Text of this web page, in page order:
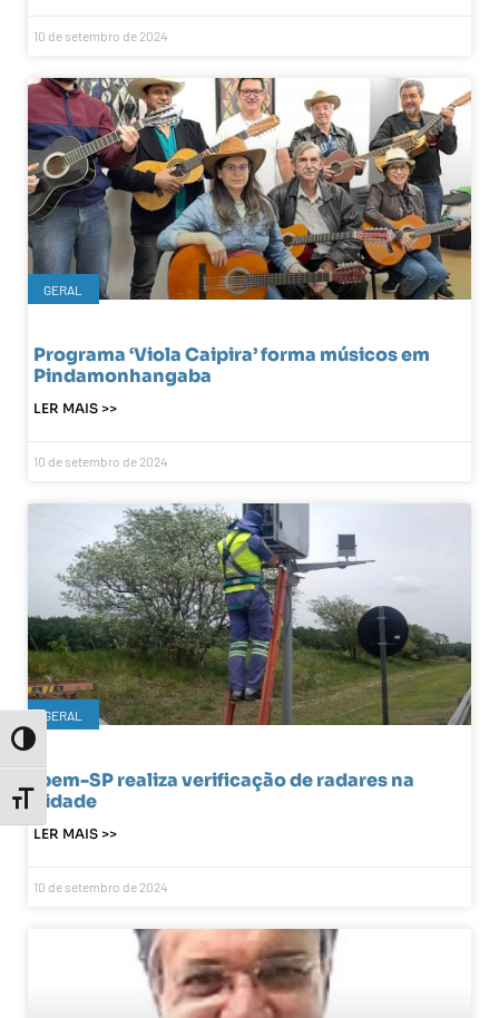
Toggle High Contrast
Toggle Font size
10 de setembro de 2024
GERAL
Programa ‘Viola Caipira’ forma músicos em
Pindamonhangaba
LER MAIS >>
10 de setembro de 2024
GERAL
Ipem-SP realiza verificação de radares na
cidade
LER MAIS >>
10 de setembro de 2024